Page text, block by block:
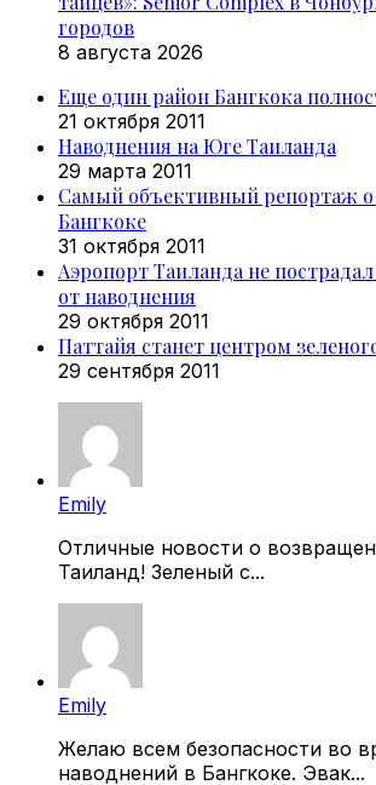
городов
8 августа 2026
Еще один район Бангкока
21 октября 2011
Наводнения на Юге Таиланда
29 марта 2011
Самый объективный репортаж о
Бангкоке
31 октября 2011
Аэропорт Таиланда не
от наводнения
29 октября 2011
Паттайя станет центром
29 сентября 2011
Emily
Отличные новости о
Таиланд! Зеленый с...
Emily
Желаю всем безопасности во
наводнений в Бангкоке. Эвак...